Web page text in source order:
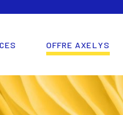
OFFRE AXELYS